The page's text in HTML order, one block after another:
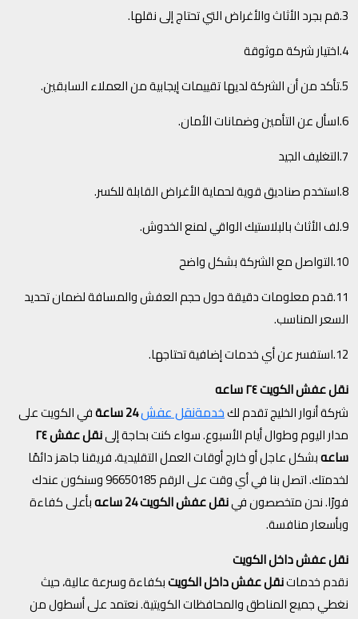
3.قم بجرد الأثاث والأغراض التي تحتاج إلى نقلها.
4.اختيار شركة موثوقة
5.تأكد من أن الشركة لديها تقييمات إيجابية من العملاء السابقين.
6.اسأل عن التأمين وضمانات الأمان.
7.التغليف الجيد
8.استخدم صناديق قوية لحماية الأغراض القابلة للكسر.
9.لف الأثاث بالبلاستيك الواقي لمنع الخدوش.
10.التواصل مع الشركة بشكل واضح
11.قدم معلومات دقيقة حول حجم العفش والمسافة لضمان تحديد
السعر المناسب.
12.استفسر عن أي خدمات إضافية تحتاجها.
نقل عفش الكويت ٢٤ ساعه
شركة أنوار الخليج تقدم لكخدمةنقل عفش24 ساعة
في الكويت على
مدار اليوم وطوال أيام الأسبوع. سواء كنت بحاجة إلى
نقل عفش ٢٤
ساعهبشكل عاجل أو خارج أوقات العمل التقليدية، فريقنا جاهز دائمًا
لخدمتك. اتصل بنا في أي وقت على الرقم 96650185 وسنكون عندك
فورًا. نحن متخصصون فينقل عفش الكويت 24 ساعه
بأعلى كفاءة
وبأسعار منافسة.
نقل عفش داخل الكويت
نقدم خدماتنقل عفش داخل الكويتبكفاءة وسرعة عالية، حيث
نغطي جميع المناطق والمحافظات الكويتية. نعتمد على أسطول من